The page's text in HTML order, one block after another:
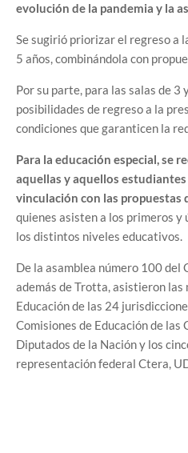
evolución de la pandemia y la
Se sugirió priorizar el regreso a
5 años, combinándola con
Por su parte, para las salas de 3
posibilidades de regreso a la
condiciones que garanticen la
Para la educación especial, se
aquellas y aquellos
vinculación con las propuestas
quienes asisten a los primeros y
los distintos niveles educativos.
De la asamblea número 100 del
además de Trotta, asistieron
Educación de las 24
Comisiones de Educación de las
Diputados de la Nación y los
representación federal Ctera,